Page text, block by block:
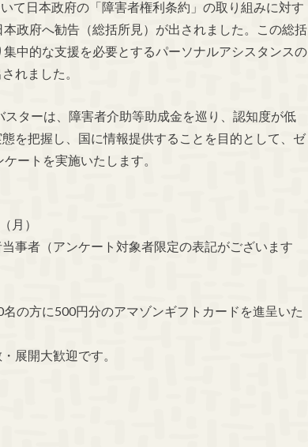
て日本政府の「障害者権利条約」の取り組みに対す
政府へ勧告（総括所見）が出されました。この総括
中的な支援を必要とするパーソナルアシスタンスの
れました。
ターは、障害者介助等助成金を巡り、認知度が低
を把握し、国に情報提供することを目的として、ゼ
ートを実施いたします。
月）
事者（アンケート対象者限定の表記がございます
の方に500円分のアマゾンギフトカードを進呈いた
展開大歓迎です。